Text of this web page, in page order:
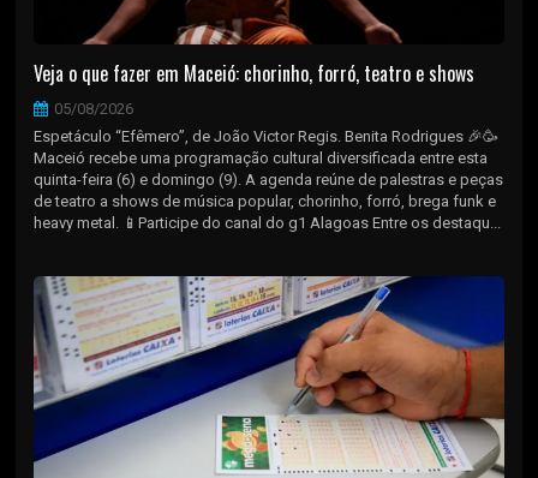
Veja o que fazer em Maceió: chorinho, forró, teatro e shows
05/08/2026
Espetáculo “Efêmero”, de João Victor Regis. Benita Rodrigues 🎉🥳
Maceió recebe uma programação cultural diversificada entre esta
quinta-feira (6) e domingo (9). A agenda reúne de palestras e peças
de teatro a shows de música popular, chorinho, forró, brega funk e
heavy metal. 📱Participe do canal do g1 Alagoas Entre os destaqu...